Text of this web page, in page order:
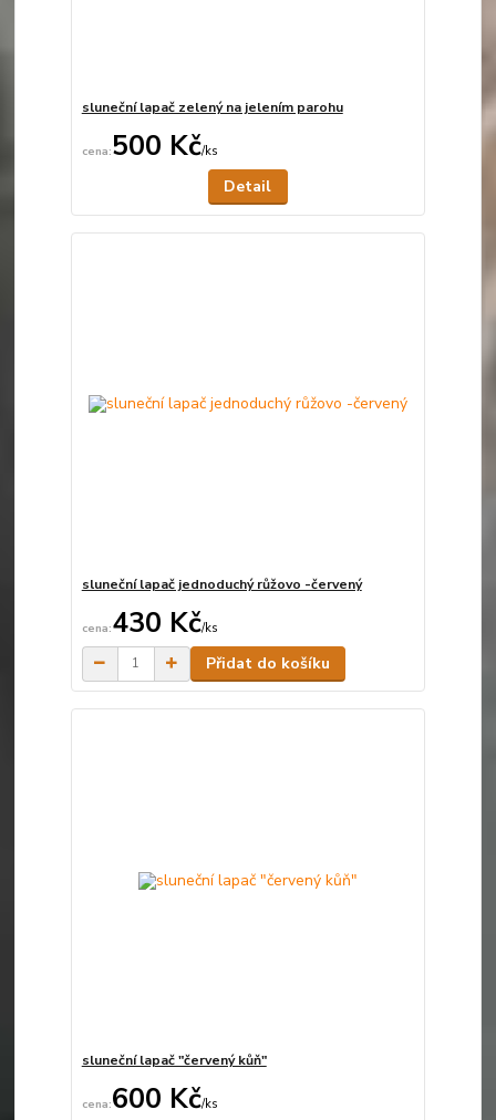
sluneční lapač zelený na jelením parohu
500 Kč/ks
Detail
sluneční lapač jednoduchý růžovo -červený
430 Kč/ks
Přidat do košíku
sluneční lapač "červený kůň"
600 Kč/ks